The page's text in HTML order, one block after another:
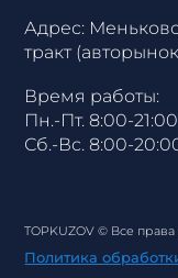
Адрес:
тракт
Время работы:
Пн.-Пт. 8:00-21:00
Сб.-Вс. 8:00-
TOPKUZOV © Все
Политика